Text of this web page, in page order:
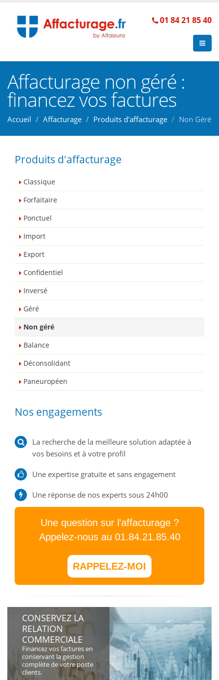
01 84 21 85 40
Affacturage non géré :
financez vos factures
Accueil Affacturage Produits d'affacturage Non Géré
Produits d'affacturage
Classique
Forfaitaire
Ponctuel
Import
Export
Confidentiel
Inversé
Géré
Non géré
Balance
Déconsolidant
Paneuropéen
Nos engagements
La recherche de la meilleure solution adaptée à
vos besoins et à votre profil
Une expertise gratuite et sans engagement
Une réponse de nos experts sous 24h00
Une question sur l'affacturage ?
Appelez-nous au 01.84.21.85.40
RAPPELEZ-MOI
CONSERVEZ LA
RELATION
COMMERCIALE
Financez vos factures en
conservant la gestion
complète de votre poste
clients.